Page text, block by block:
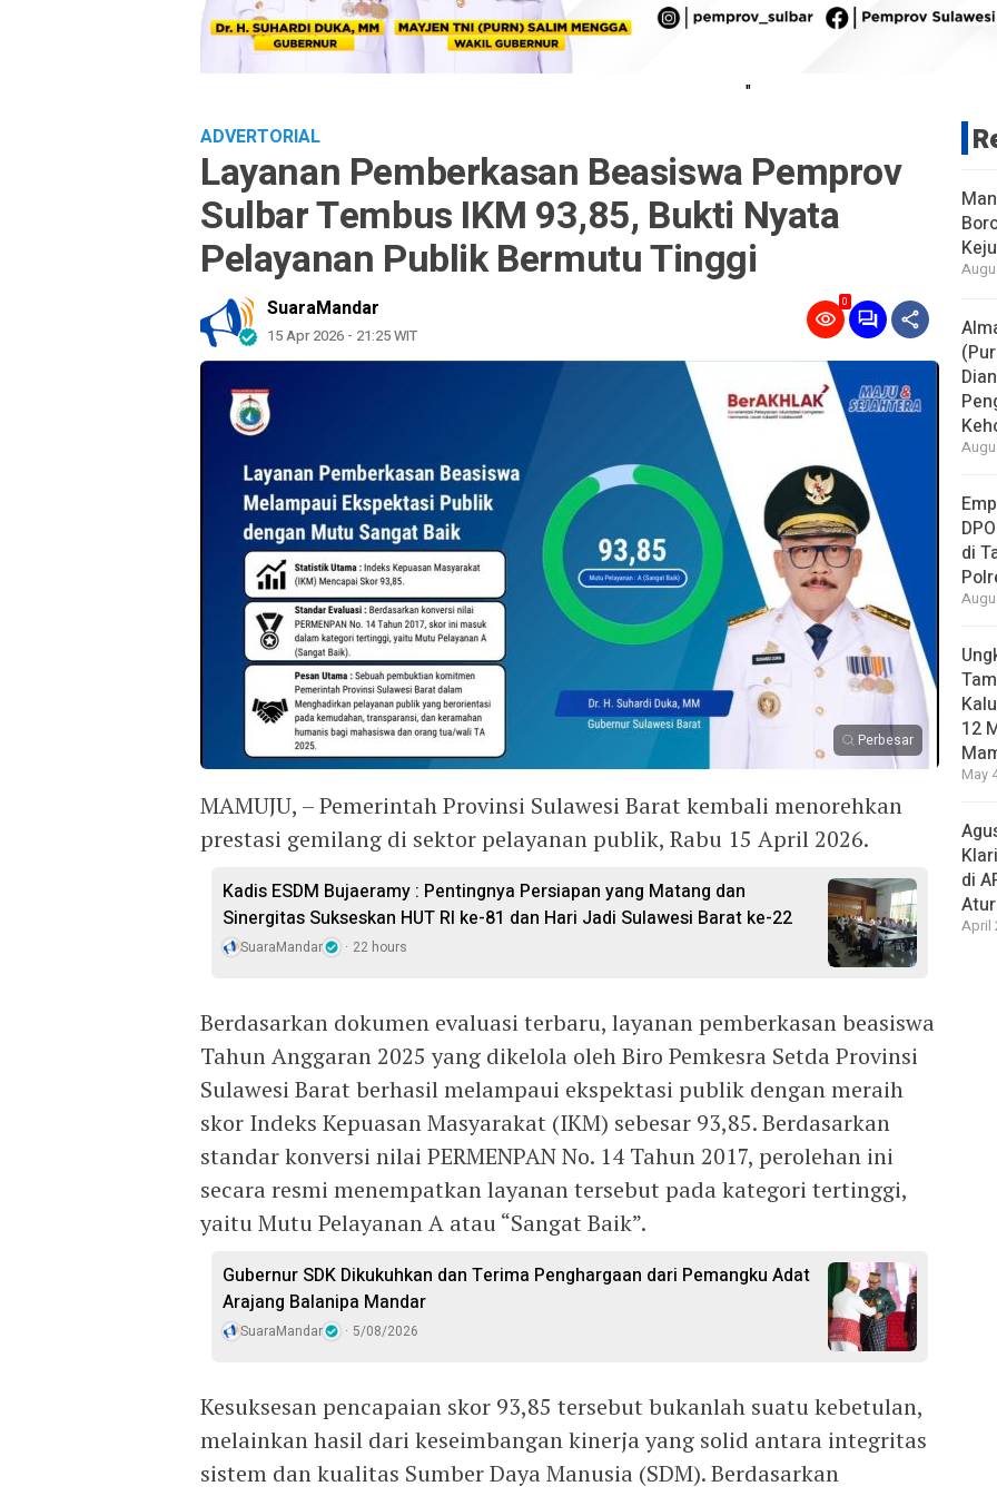
"
ADVERTORIAL
Layanan Pemberkasan Beasiswa Pemprov
Sulbar Tembus IKM 93,85, Bukti Nyata
Pelayanan Publik Bermutu Tinggi
SuaraMandar
15 Apr 2026 - 21:25 WIT
0
Perbesar
MAMUJU, – Pemerintah Provinsi Sulawesi Barat kembali menorehkan
prestasi gemilang di sektor pelayanan publik, Rabu 15 April 2026.
Kadis ESDM Bujaeramy : Pentingnya Persiapan yang Matang dan
Sinergitas Sukseskan HUT RI ke-81 dan Hari Jadi Sulawesi Barat ke-22
SuaraMandar 22 hours
Berdasarkan dokumen evaluasi terbaru, layanan pemberkasan beasiswa
Tahun Anggaran 2025 yang dikelola oleh Biro Pemkesra Setda Provinsi
Sulawesi Barat berhasil melampaui ekspektasi publik dengan meraih
skor Indeks Kepuasan Masyarakat (IKM) sebesar 93,85. Berdasarkan
standar konversi nilai PERMENPAN No. 14 Tahun 2017, perolehan ini
secara resmi menempatkan layanan tersebut pada kategori tertinggi,
yaitu Mutu Pelayanan A atau “Sangat Baik”.
Gubernur SDK Dikukuhkan dan Terima Penghargaan dari Pemangku Adat
Arajang Balanipa Mandar
SuaraMandar 5/08/2026
Kesuksesan pencapaian skor 93,85 tersebut bukanlah suatu kebetulan,
melainkan hasil dari keseimbangan kinerja yang solid antara integritas
sistem dan kualitas Sumber Daya Manusia (SDM). Berdasarkan
di
12
May
di
April